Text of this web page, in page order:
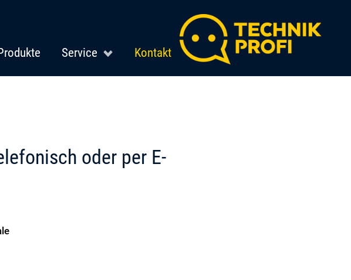
Service Kontakt
oder per E-